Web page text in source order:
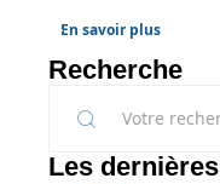
En savoir plus
Recherche
Les